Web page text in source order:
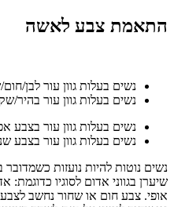
התאמת צבע לאשה
נשים בעלות גוון עור לבן/
נשים בעלות גוון עור בהיר/
נשים בעלות גוון עור בצבע
נשים בעלות גוון עור בצבע
נשים נוטות להיות נועזות
שיערן בגווני אדום לסוגיו
אופי. צבע חום או שחור נחשב